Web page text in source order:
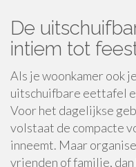
De
intiem tot
Als je woonkamer ook
uitschuifbare eettafel
Voor het dagelijkse
volstaat de compacte
inneemt. Maar
vrienden of familie,